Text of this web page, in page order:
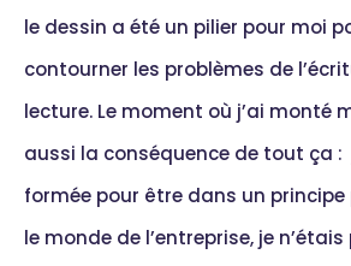
le dessin a été un pilier pour moi
contourner les problèmes de
lecture. Le moment où j’ai monté
aussi la conséquence de tout ça :
formée pour être dans un
le monde de l’entreprise, je